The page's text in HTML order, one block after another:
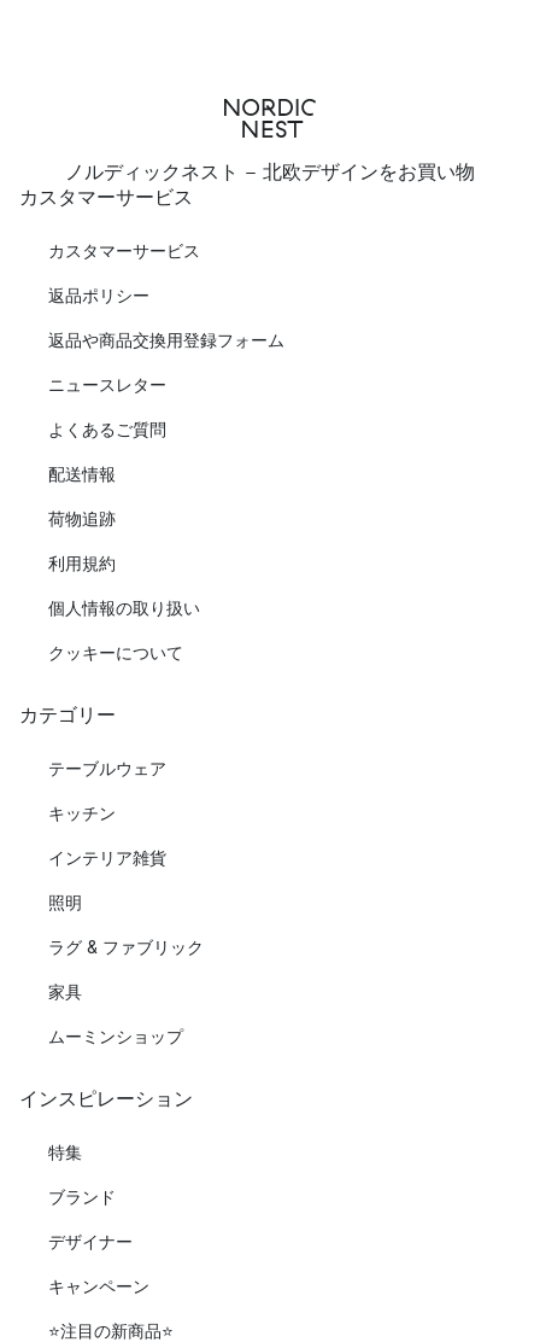
ノルディックネスト - 北欧デザインをお買い物
カスタマーサービス
カスタマーサービス
返品ポリシー
返品や商品交換用登録フォーム
ニュースレター
よくあるご質問
配送情報
荷物追跡
利用規約
個人情報の取り扱い
クッキーについて
カテゴリー
テーブルウェア
キッチン
インテリア雑貨
照明
ラグ & ファブリック
家具
ムーミンショップ
インスピレーション
特集
ブランド
デザイナー
キャンペーン
⭐️注目の新商品⭐️